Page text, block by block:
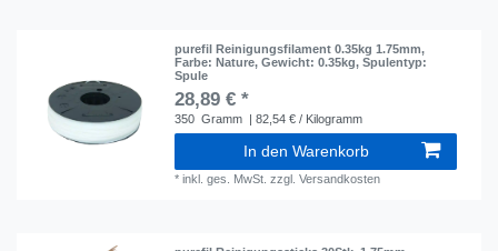
purefil Reinigungsfilament 0.35kg 1.75mm,
Farbe: Nature, Gewicht: 0.35kg, Spulentyp:
Spule
28,89 € *
350 Gramm | 82,54 € / Kilogramm
In den Warenkorb
*inkl. ges. MwSt. zzgl.Versandkosten